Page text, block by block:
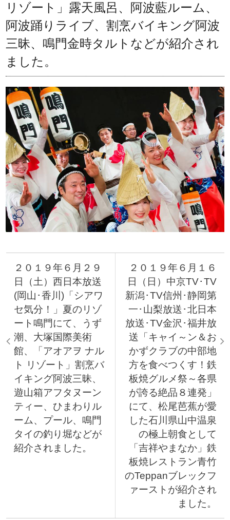
リゾート」露天風呂、阿波藍ルーム、
阿波踊りライブ、割烹バイキング阿波
三昧、鳴門金時タルトなどが紹介され
ました。
２０１９年６月２９
日（土）西日本放送
(岡山･香川)「シアワ
セ気分！」夏のリゾ
ート鳴門にて、うず
潮、大塚国際美術
館、「アオアヲ ナル
ト リゾート」割烹バ
イキング阿波三昧、
遊山箱アフタヌーン
ティー、ひまわりル
ーム、プール、鳴門
タイの釣り堀などが
紹介されました。
２０１９年６月１６
日（日）中京TV･TV
新潟･TV信州･静岡第
一･山梨放送･北日本
放送･TV金沢･福井放
送「キャイ～ン＆お
かずクラブの中部地
方を食べつくす！鉄
板焼グルメ祭～各県
が誇る絶品８連発」
にて、松尾芭蕉が愛
した石川県山中温泉
の極上朝食として
「吉祥やまなか」鉄
板焼レストラン青竹
のTeppanブレックフ
ァーストが紹介され
ました。